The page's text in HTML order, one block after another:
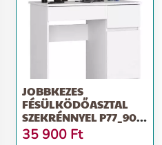
JOBBKEZES
FÉSÜLKÖDŐASZTAL
SZEKRÉNNYEL P77_90 -
FEHÉR
35 900 Ft